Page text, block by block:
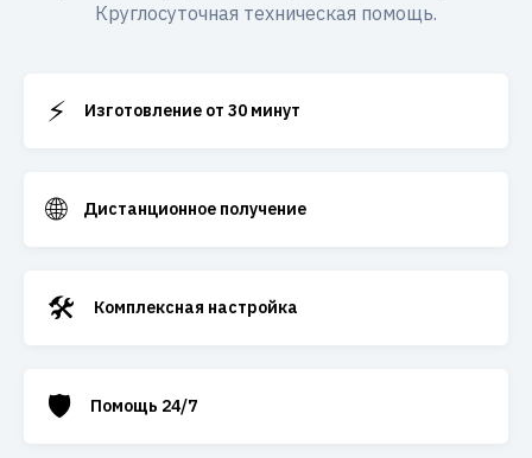
Круглосуточная техническая помощь.
⚡ Изготовление от 30 минут
🌐 Дистанционное получение
🛠️ Комплексная настройка
🛡️ Помощь 24/7